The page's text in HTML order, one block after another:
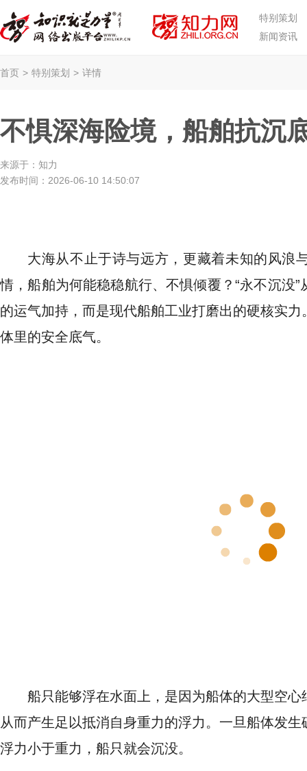
特别策划
新闻资讯
首页 > 特别策划 > 详情
不惧深海险境，船舶抗沉
来源于： 知力
发布时间： 2026-06-10 14:50:07
大海从不止于诗与远方，更藏着未知的风浪
情，船舶为何能稳稳航行、不惧倾覆？“永不沉没
的运气加持，而是现代船舶工业打磨出的硬核实
体里的安全底气。
船只能够浮在水面上，是因为船体的大型空
从而产生足以抵消自身重力的浮力。一旦船体发
浮力小于重力，船只就会沉没。